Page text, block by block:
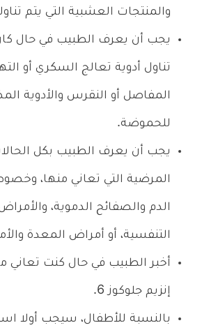
والمنتجات العشبية التي يتم
يجب أن يعرف الطبيب في حال
تناول أدوية تعالج السكري أو
المفاصل أو النقرس والأدوية
للحموضة.
يجب أن يعرف الطبيب بكل
المرضية التي تعاني منها،
الدم والصفائح الدموية،
التنفسية، أو أمراض المعدة
أخبر الطبيب في حال كنت
إنزيم جلوكوز 6.
بالنسبة للأطفال، سيجب أولا